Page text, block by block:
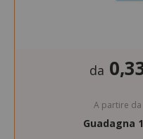
da
A partire da
Guadagna